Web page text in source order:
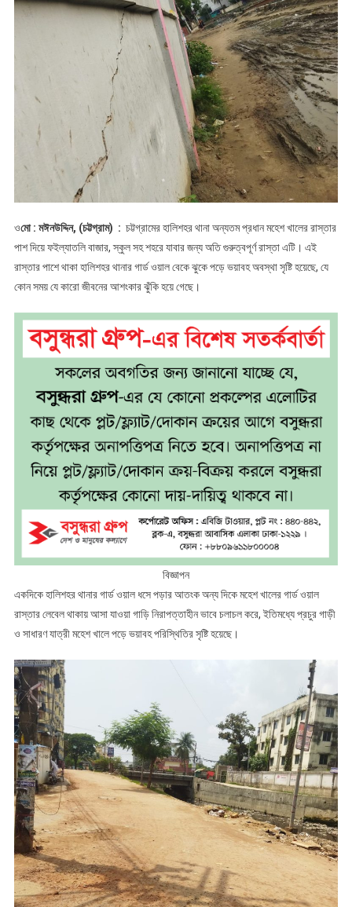
মৃত্যুকূপ
ওমো : মঈনউদ্দিন, (চট্টগ্রাম) : চট্টগ্রামের হালিশহর থানা অন্যতম প্রধান মহেশ খালের রাস্তার
পাশ দিয়ে ফইল্যাতলি বাজার, স্কুল সহ শহরে যাবার জন্য অতি গুরুত্বপূর্ণ রাস্তা এটি। এই
রাস্তার পাশে থাকা হালিশহর থানার গার্ড ওয়াল বেকে ঝুকে পড়ে ভয়াবহ অবস্থা সৃষ্টি হয়েছে, যে
কোন সময় যে কারো জীবনের আশংকার ঝুঁকি হয়ে গেছে।
বিজ্ঞাপন
একদিকে হালিশহর থানার গার্ড ওয়াল ধসে পড়ার আতংক অন্য দিকে মহেশ খালের গার্ড ওয়াল
রাস্তার লেবেল থাকায় আসা যাওয়া গাড়ি নিরাপত্তাহীন ভাবে চলাচল করে, ইতিমধ্যে প্রচুর গাড়ী
ও সাধারণ যাত্রী মহেশ খালে পড়ে ভয়াবহ পরিস্থিতির সৃষ্টি হয়েছে।